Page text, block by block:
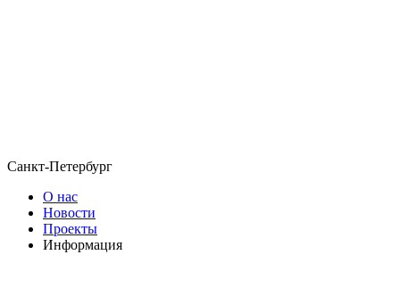
Санкт-Петербург
О нас
Новости
Проекты
Информация